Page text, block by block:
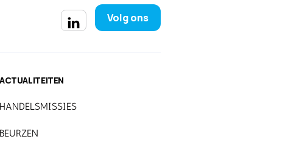
Volg ons
ACTUALITEITEN
HANDELSMISSIES
BEURZEN